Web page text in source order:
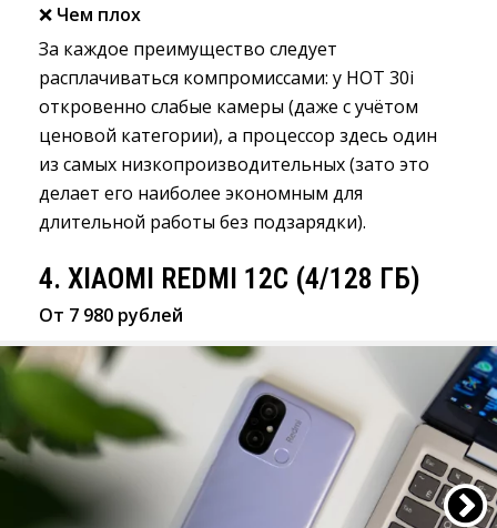
❌ Чем плох
За каждое преимущество следует
расплачиваться компромиссами: у HOT 30i
откровенно слабые камеры (даже с учётом
ценовой категории), а процессор здесь один
из самых низкопроизводительных (зато это
делает его наиболее экономным для
длительной работы без подзарядки).
4. XIAOMI REDMI 12C (4/128 ГБ)
От 7 980 рублей